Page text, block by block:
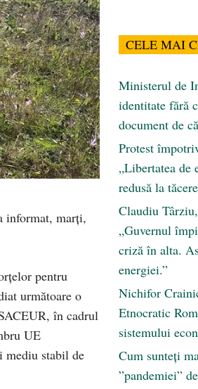
informat, marți,
pentru
următoare o
în cadrul
UE
mediu stabil de
CELE MAI
Ministerul de
identitate fără
document de
Protest
„Libertatea de
redusă la tăcere
Claudiu
„Guvernul
criză în alta.
energiei.”
Nichifor
Etnocratic
sistemului
Cum sunteți
”pandemiei”